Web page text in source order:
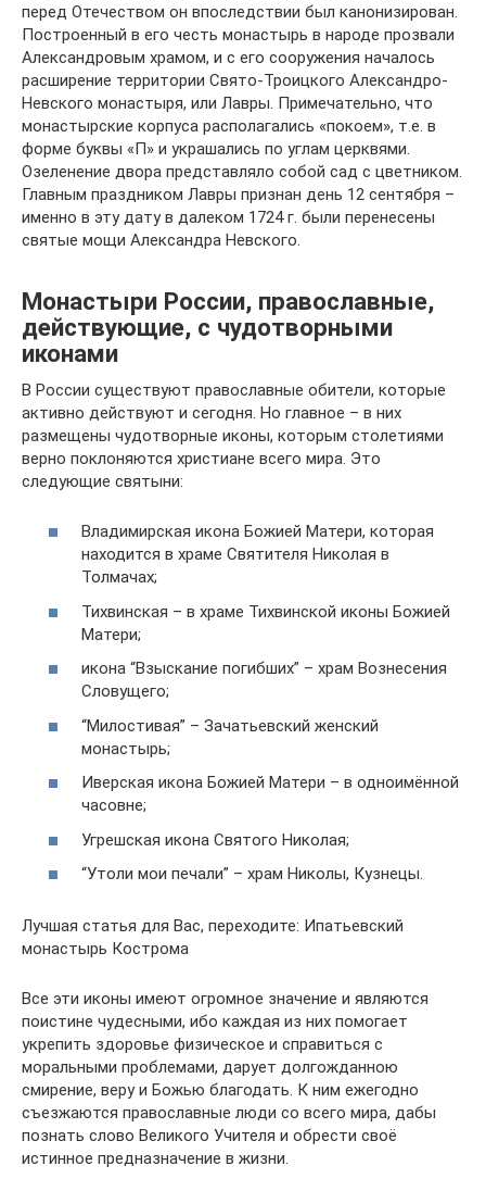
перед Отечеством он впоследствии был канонизирован.
Построенный в его честь монастырь в народе прозвали
Александровым храмом, и с его сооружения началось
расширение территории Свято-Троицкого Александро-
Невского монастыря, или Лавры. Примечательно, что
монастырские корпуса располагались «покоем», т.е. в
форме буквы «П» и украшались по углам церквями.
Озеленение двора представляло собой сад с цветником.
Главным праздником Лавры признан день 12 сентября –
именно в эту дату в далеком 1724 г. были перенесены
святые мощи Александра Невского.
Монастыри России, православные,
действующие, с чудотворными
иконами
В России существуют православные обители, которые
активно действуют и сегодня. Но главное – в них
размещены чудотворные иконы, которым столетиями
верно поклоняются христиане всего мира. Это
следующие святыни:
Владимирская икона Божией Матери, которая
находится в храме Святителя Николая в
Толмачах;
Тихвинская – в храме Тихвинской иконы Божией
Матери;
икона “Взыскание погибших” – храм Вознесения
Словущего;
“Милостивая” – Зачатьевский женский
монастырь;
Иверская икона Божией Матери – в одноимённой
часовне;
Угрешская икона Святого Николая;
“Утоли мои печали” – храм Николы, Кузнецы.
Лучшая статья для Вас, переходите: Ипатьевский
монастырь Кострома
Все эти иконы имеют огромное значение и являются
поистине чудесными, ибо каждая из них помогает
укрепить здоровье физическое и справиться с
моральными проблемами, дарует долгожданною
смирение, веру и Божью благодать. К ним ежегодно
съезжаются православные люди со всего мира, дабы
познать слово Великого Учителя и обрести своё
истинное предназначение в жизни.